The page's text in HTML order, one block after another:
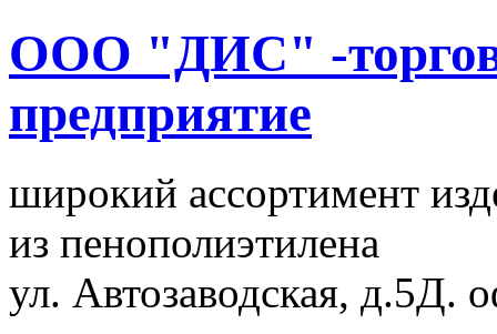
ООО "ДИС" -
предприятие
широкий ассортимент
из пенополиэтилена
ул. Автозаводская, д.5Д.